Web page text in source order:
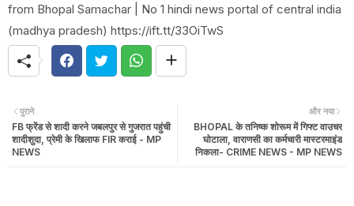
from Bhopal Samachar | No 1 hindi news portal of central india
(madhya pradesh) https://ift.tt/33OiTwS
और नया
BHOPAL के तनिष्क शोरूम में गिफ्ट वाउचर
घोटाला, वाराणसी का कर्मचारी मास्टरमाइंड
निकला- CRIME NEWS - MP NEWS
पुराने
FB फ्रेंड से शादी करने जबलपुर से गुजरात पहुंची
शादीशुदा, प्रेमी के खिलाफ FIR कराई - MP
NEWS